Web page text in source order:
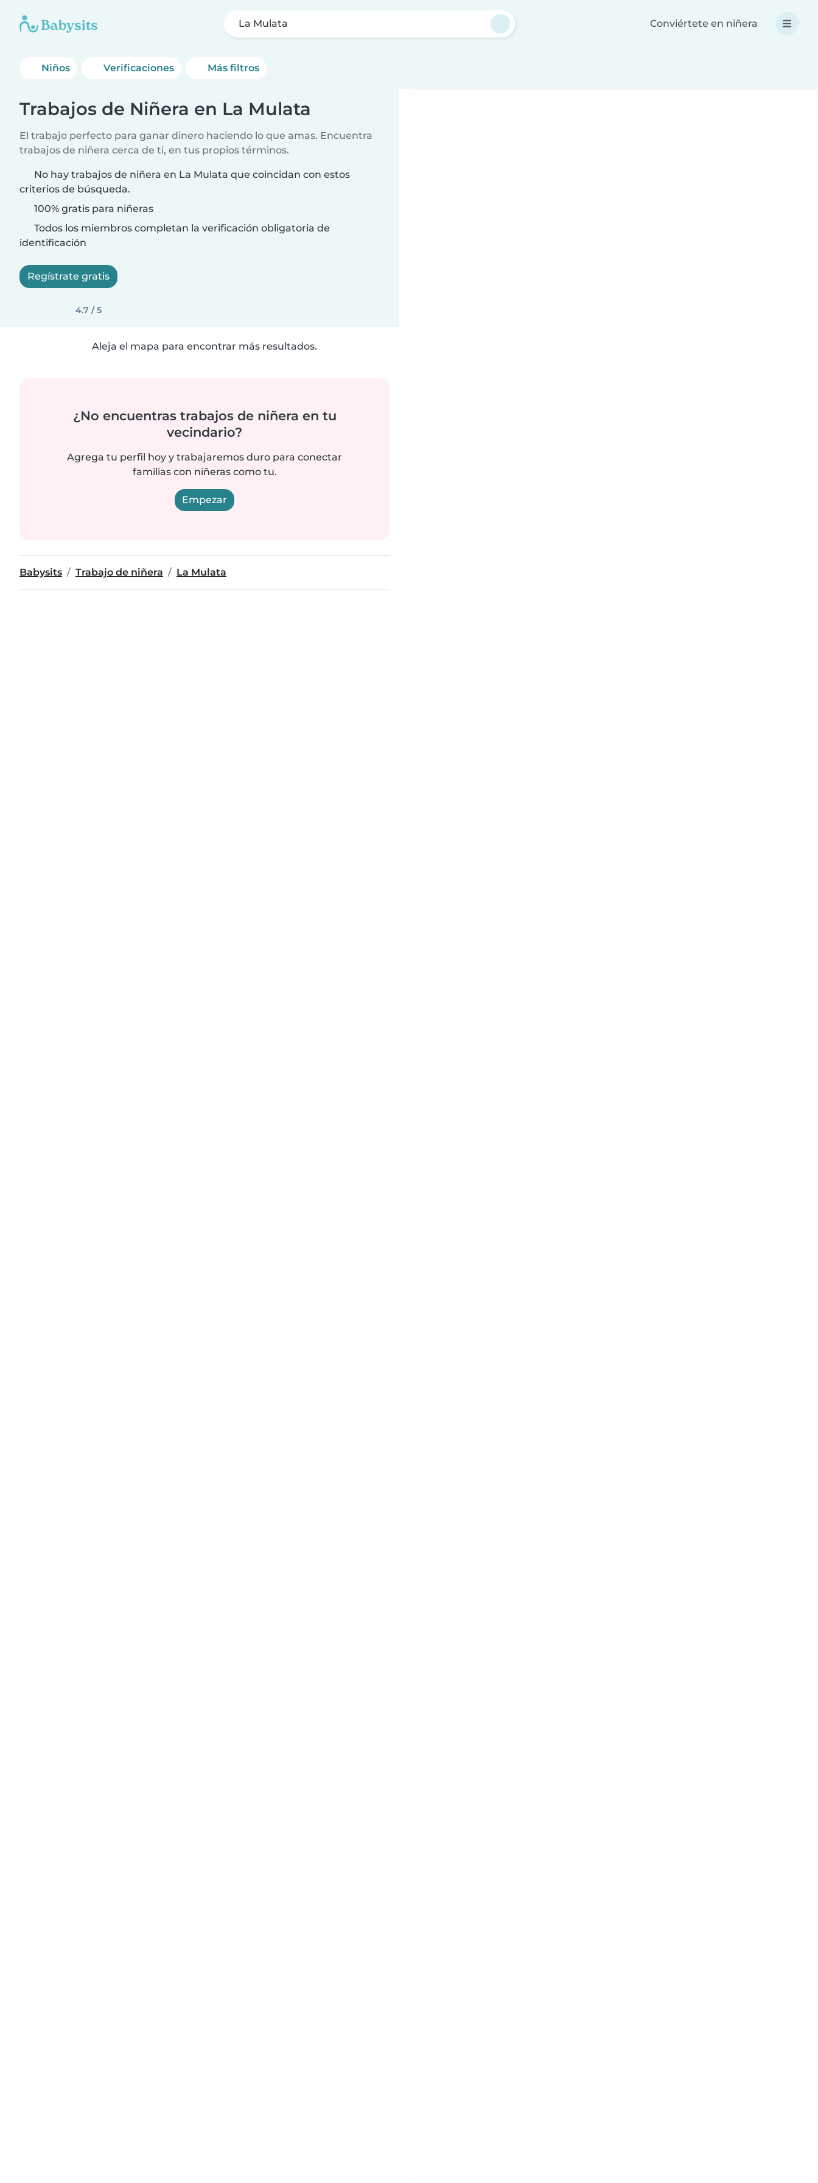
La Mulata Conviértete en niñera
Niños Verificaciones Más filtros
Trabajos de Niñera en La Mulata
El trabajo perfecto para ganar dinero haciendo lo que amas. Encuentra
trabajos de niñera cerca de ti, en tus propios términos.
No hay trabajos de niñera en La Mulata que coincidan con estos
criterios de búsqueda.
100% gratis para niñeras
Todos los miembros completan la verificación obligatoria de
identificación
Regístrate gratis
4.7 / 5
Aleja el mapa para encontrar más resultados.
¿No encuentras trabajos de niñera en tu
vecindario?
Agrega tu perfil hoy y trabajaremos duro para conectar
familias con niñeras como tu.
Empezar
Babysits Trabajo de niñera La Mulata